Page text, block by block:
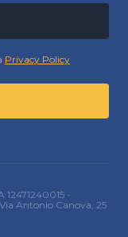
Privacy Policy
-
Antonio Canova, 25